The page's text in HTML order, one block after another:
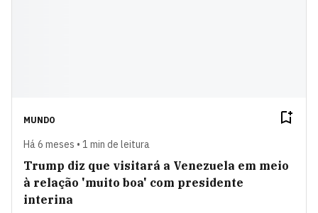
MUNDO
Há 6 meses • 1 min de leitura
Trump diz que visitará a Venezuela em meio
à relação 'muito boa' com presidente
interina